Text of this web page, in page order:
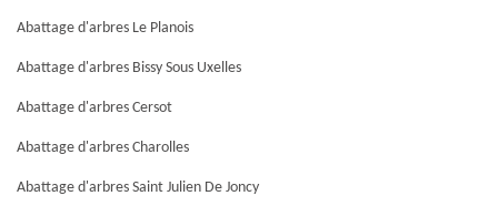
Abattage d'arbres Le Planois
Abattage d'arbres Bissy Sous Uxelles
Abattage d'arbres Cersot
Abattage d'arbres Charolles
Abattage d'arbres Saint Julien De Joncy